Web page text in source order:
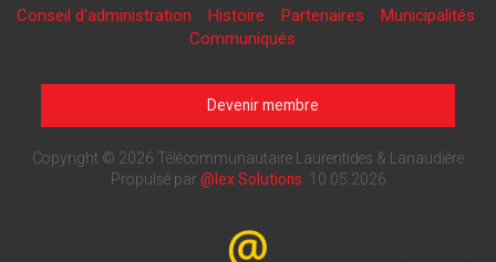
Conseil d'administration Histoire Partenaires
Municipalités
Communiqués
Devenir membre
Copyright © 2026 Télécommunautaire Laurentides & Lanaudière
Propulsé par @lex Solutions 10.05.2026